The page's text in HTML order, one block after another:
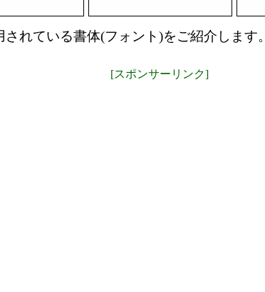
れている書体(フォント)をご紹介します。
[スポンサーリンク]